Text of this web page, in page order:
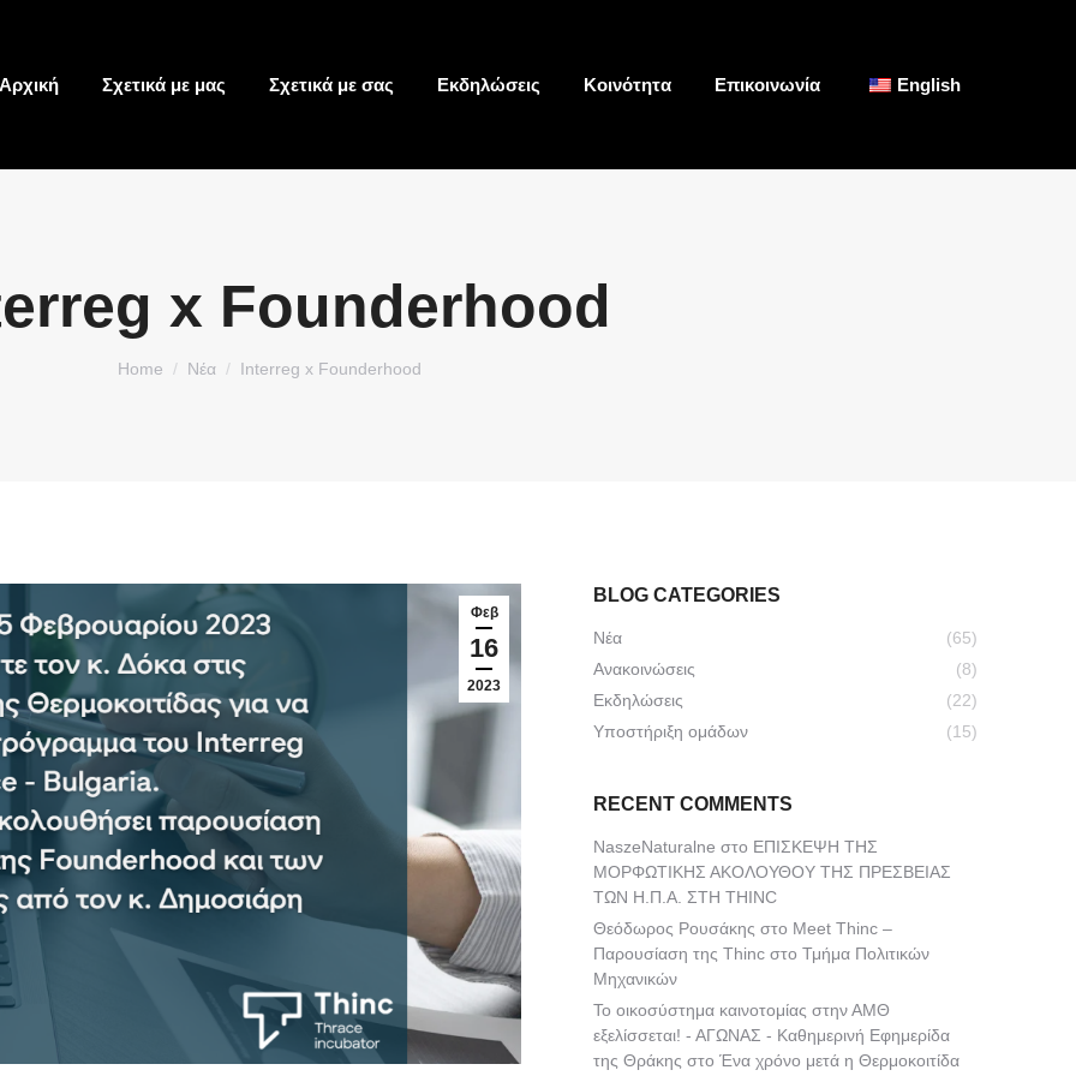
Αρχική Σχετικά με μας Σχετικά με σας Εκδηλώσεις Κοινότητα Επικοινωνία English
x Founderhood
You are here:
Home Νέα Interreg x Founderhood
Φεβ
16
2023
BLOG CATEGORIES
Νέα
(65)
Ανακοινώσεις
(8)
Εκδηλώσεις
(22)
Υποστήριξη ομάδων
(15)
RECENT COMMENTS
NaszeNaturalne στο ΕΠΙΣΚΕΨΗ ΤΗΣ
ΜΟΡΦΩΤΙΚΗΣ ΑΚΟΛΟΥΘΟΥ ΤΗΣ ΠΡΕΣΒΕΙΑΣ
ΤΩΝ Η.Π.Α. ΣΤΗ THINC
Θεόδωρος Ρουσάκης στο Meet Thinc –
Παρουσίαση της Thinc στο Τμήμα Πολιτικών
Μηχανικών
Το οικοσύστημα καινοτομίας στην ΑΜΘ
εξελίσσεται! - ΑΓΩΝΑΣ - Καθημερινή Εφημερίδα
της Θράκης στο Ένα χρόνο μετά η Θερμοκοιτίδα